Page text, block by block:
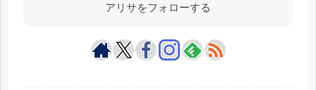
アリサをフォローする